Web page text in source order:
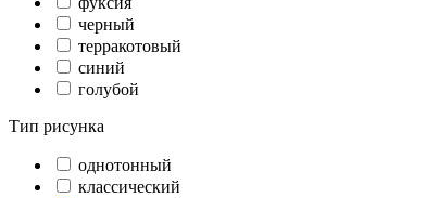
черный
терракотовый
синий
голубой
Тип рисунка
однотонный
классический